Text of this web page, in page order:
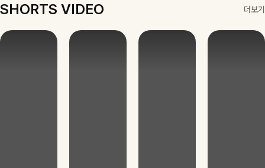
SHORTS VIDEO 더보기